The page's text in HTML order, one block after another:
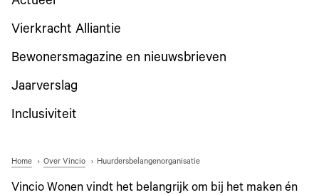
Vierkracht Alliantie
Bewonersmagazine en nieuwsbrieven
Jaarverslag
Inclusiviteit
Home Over Vincio Huurdersbelangenorganisatie
Vincio Wonen vindt het belangrijk om bij het maken én